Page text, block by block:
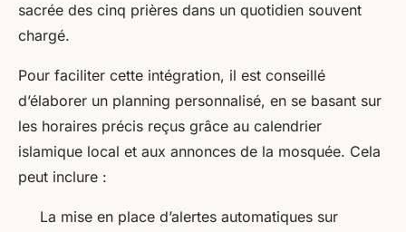
sacrée des cinq prières dans un quotidien souvent
chargé.
Pour faciliter cette intégration, il est conseillé
d’élaborer un planning personnalisé, en se basant sur
les horaires précis reçus grâce au calendrier
islamique local et aux annonces de la mosquée. Cela
peut inclure :
La mise en place d’alertes automatiques sur